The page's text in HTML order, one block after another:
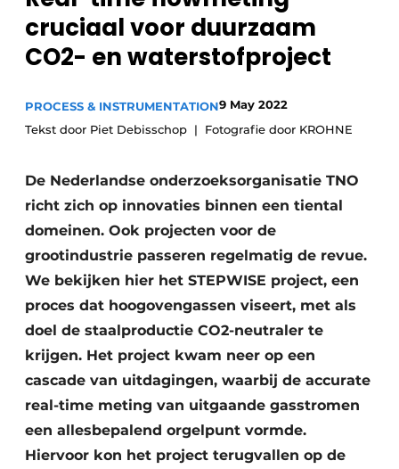
Privacy / Cookie statement
Vacature aanmelden
Video’s
cruciaal voor duurzaam
CO2- en waterstofproject
PROCESS & INSTRUMENTATION9 May 2022
Tekst door Piet Debisschop
Fotografie door KROHNE
De Nederlandse onderzoeksorganisatie TNO
richt zich op innovaties binnen een tiental
domeinen. Ook projecten voor de
grootindustrie passeren regelmatig de revue.
We bekijken hier het STEPWISE project, een
proces dat hoogovengassen viseert, met als
doel de staalproductie CO2-neutraler te
krijgen. Het project kwam neer op een
cascade van uitdagingen, waarbij de accurate
real-time meting van uitgaande gasstromen
een allesbepalend orgelpunt vormde.
Hiervoor kon het project terugvallen op de